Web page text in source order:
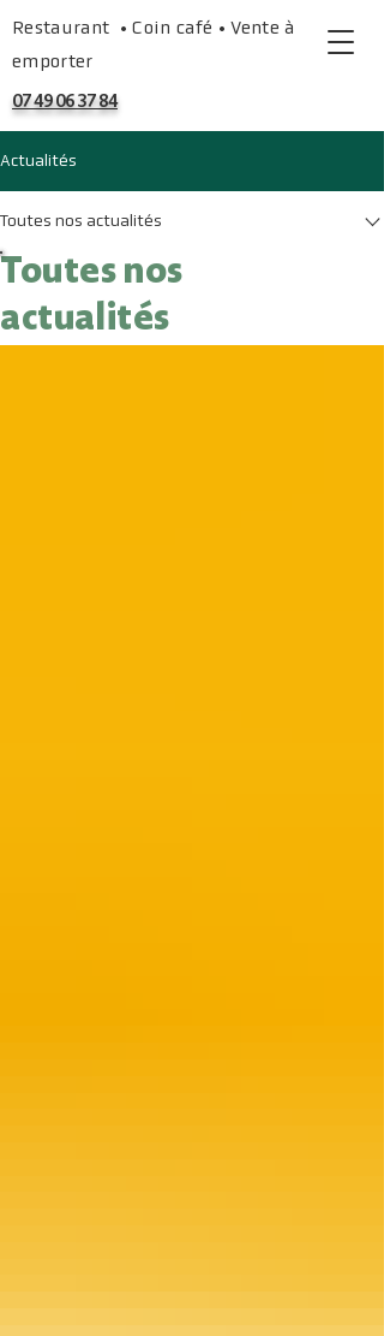
Restaurant • Coin café • Vente à
emporter
07 49 06 37 84
Actualités
Toutes nos actualités
Toutes nos
actualités